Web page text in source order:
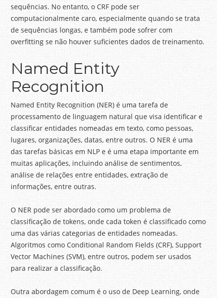
sequências. No entanto, o CRF pode ser
computacionalmente caro, especialmente quando se trata
de sequências longas, e também pode sofrer com
overfitting se não houver suficientes dados de treinamento.
Named Entity
Recognition
Named Entity Recognition (NER) é uma tarefa de
processamento de linguagem natural que visa identificar e
classificar entidades nomeadas em texto, como pessoas,
lugares, organizações, datas, entre outros. O NER é uma
das tarefas básicas em NLP e é uma etapa importante em
muitas aplicações, incluindo análise de sentimentos,
análise de relações entre entidades, extração de
informações, entre outras.
O NER pode ser abordado como um problema de
classificação de tokens, onde cada token é classificado como
uma das várias categorias de entidades nomeadas.
Algoritmos como Conditional Random Fields (CRF), Support
Vector Machines (SVM), entre outros, podem ser usados
para realizar a classificação.
Outra abordagem comum é o uso de Deep Learning, onde